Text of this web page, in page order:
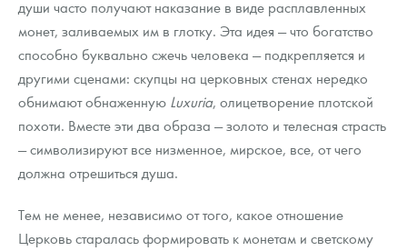
души часто получают наказание в виде расплавленных
монет, заливаемых им в глотку. Эта идея — что богатство
способно буквально сжечь человека — подкрепляется и
другими сценами: скупцы на церковных стенах нередко
обнимают обнаженную Luxuria, олицетворение плотской
похоти. Вместе эти два образа — золото и телесная страсть
— символизируют все низменное, мирское, все, от чего
должна отрешиться душа.
Тем не менее, независимо от того, какое отношение
Церковь старалась формировать к монетам и светскому